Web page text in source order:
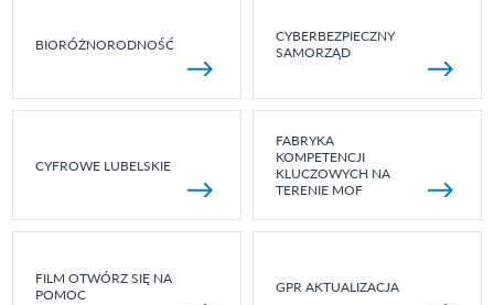
BIORÓŻNORODNOŚĆ
CYBERBEZPIECZNY
SAMORZĄD
CYFROWE LUBELSKIE
FABRYKA
KOMPETENCJI
KLUCZOWYCH NA
TERENIE MOF
FILM OTWÓRZ SIĘ NA
POMOC
GPR AKTUALIZACJA